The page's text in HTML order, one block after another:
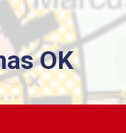
OK